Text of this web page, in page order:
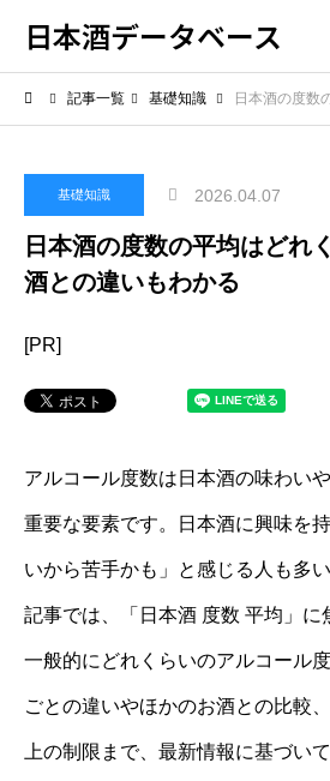
日本酒データベース
記事一覧 基礎知識 日本酒の度数の平均
基礎知識 2026.04.07
日本酒の度数の平均はどれ
酒との違いもわかる
[PR]
アルコール度数は日本酒の味わい
重要な要素です。日本酒に興味を
いから苦手かも」と感じる人も多
記事では、「日本酒 度数 平均」に
一般的にどれくらいのアルコール
ごとの違いやほかのお酒との比較
上の制限まで、最新情報に基づい